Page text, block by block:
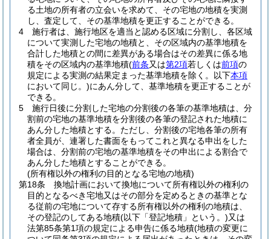
る土地の所有者の立会いを求めて、その宅地の地積を実測
し、査定して、その基準地積を更正することができる。
4
施行者は、施行地区を適当と認める区域に分割し、各区域
について実測した宅地の地積と、その区域内の基準地積を
合計した地積との間に差異がある場合はその差異に係る地
積をその区域内の基準地積(前条又は第2項若しくは前項の
規定による実測の結果定まった基準地積を除く。以下本項
において同じ。)にあん分して、基準地積を更正することが
できる。
5
施行日後に分割した宅地の分割後の各筆の基準地積は、分
割前の宅地の基準地積を分割後の各筆の登記された地積に
あん分した地積とする。 ただし、分割後の宅地各筆の所有
者全員が、連署した書面をもってこれと異なる申出をした
場合は、分割前の宅地の基準地積をその申出による割合で
あん分した地積とすることができる。
(所有権以外の権利の目的となる宅地の地積)
第18条
換地計画において換地について所有権以外の権利の
目的となるべき宅地又はその部分を定めるときの基準とな
る従前の宅地について存する所有権以外の権利の地積は、
その登記のしてある地積(以下「登記地積」という。)又は
法第85条第1項の規定による申告に係る地積(地積の変更に